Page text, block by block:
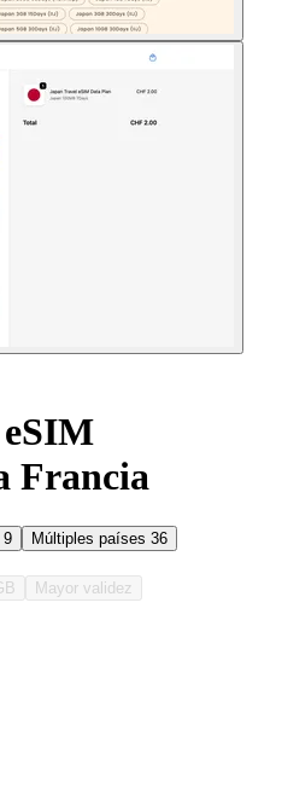
eSIM
Francia
9 Múltiples países 36
Mayor validez